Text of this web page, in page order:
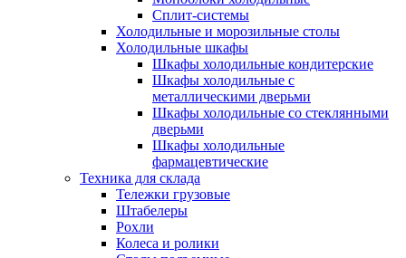
Сплит-системы
Холодильные и морозильные столы
Холодильные шкафы
Шкафы холодильные кондитерские
Шкафы холодильные с
металлическими дверьми
Шкафы холодильные со стеклянными
дверьми
Шкафы холодильные
фармацевтические
Техника для склада
Тележки грузовые
Штабелеры
Рохли
Колеса и ролики